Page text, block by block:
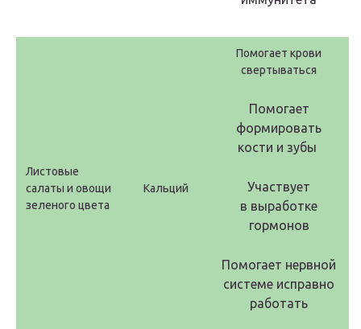
Листовые
салаты и овощи
зеленого цвета
Кальций
Помогает крови
свертываться
Помогает
формировать
кости и зубы
Участвует
в выработке
гормонов
Помогает нервной
системе исправно
работать